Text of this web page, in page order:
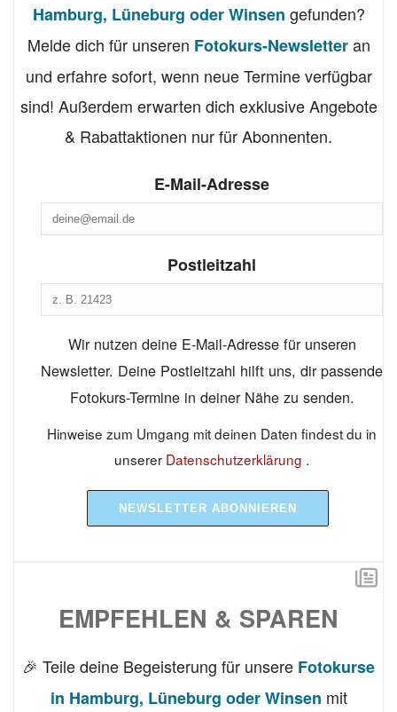
Hamburg, Lüneburg oder Winsen gefunden?
Melde dich für unseren Fotokurs-Newsletteran
und erfahre sofort, wenn neue Termine verfügbar
sind! Außerdem erwarten dich exklusive Angebote
& Rabattaktionen nur für Abonnenten.
E-Mail-Adresse
Postleitzahl
Wir nutzen deine E-Mail-Adresse für unseren
Newsletter. Deine Postleitzahl hilft uns, dir passende
Fotokurs-Termine in deiner Nähe zu senden.
Hinweise zum Umgang mit deinen Daten findest du in
unserer Datenschutzerklärung .
NEWSLETTER ABONNIEREN
EMPFEHLEN & SPAREN
🎉 Teile deine Begeisterung für unsere Fotokurse
in Hamburg, Lüneburg oder Winsen mit